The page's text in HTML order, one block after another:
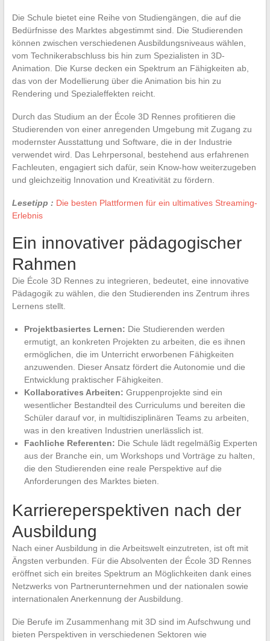
Die Schule bietet eine Reihe von Studiengängen, die auf die
Bedürfnisse des Marktes abgestimmt sind. Die Studierenden
können zwischen verschiedenen Ausbildungsniveaus wählen,
vom Technikerabschluss bis hin zum Spezialisten in 3D-
Animation. Die Kurse decken ein Spektrum an Fähigkeiten ab,
das von der Modellierung über die Animation bis hin zu
Rendering und Spezialeffekten reicht.
Durch das Studium an der École 3D Rennes profitieren die
Studierenden von einer anregenden Umgebung mit Zugang zu
modernster Ausstattung und Software, die in der Industrie
verwendet wird. Das Lehrpersonal, bestehend aus erfahrenen
Fachleuten, engagiert sich dafür, sein Know-how weiterzugeben
und gleichzeitig Innovation und Kreativität zu fördern.
Lesetipp : Die besten Plattformen für ein ultimatives Streaming-
Erlebnis
Ein innovativer pädagogischer
Rahmen
Die École 3D Rennes zu integrieren, bedeutet, eine innovative
Pädagogik zu wählen, die den Studierenden ins Zentrum ihres
Lernens stellt.
Projektbasiertes Lernen: Die Studierenden werden
ermutigt, an konkreten Projekten zu arbeiten, die es ihnen
ermöglichen, die im Unterricht erworbenen Fähigkeiten
anzuwenden. Dieser Ansatz fördert die Autonomie und die
Entwicklung praktischer Fähigkeiten.
Kollaboratives Arbeiten: Gruppenprojekte sind ein
wesentlicher Bestandteil des Curriculums und bereiten die
Schüler darauf vor, in multidisziplinären Teams zu arbeiten,
was in den kreativen Industrien unerlässlich ist.
Fachliche Referenten: Die Schule lädt regelmäßig Experten
aus der Branche ein, um Workshops und Vorträge zu halten,
die den Studierenden eine reale Perspektive auf die
Anforderungen des Marktes bieten.
Karriereperspektiven nach der
Ausbildung
Nach einer Ausbildung in die Arbeitswelt einzutreten, ist oft mit
Ängsten verbunden. Für die Absolventen der École 3D Rennes
eröffnet sich ein breites Spektrum an Möglichkeiten dank eines
Netzwerks von Partnerunternehmen und der nationalen sowie
internationalen Anerkennung der Ausbildung.
Die Berufe im Zusammenhang mit 3D sind im Aufschwung und
bieten Perspektiven in verschiedenen Sektoren wie